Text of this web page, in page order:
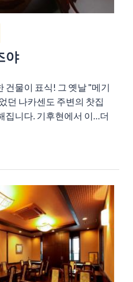
야
건물이 표식! 그 옛날 "메기
던 나카센도 주변의 찻집
집니다. 기후현에서 이…더